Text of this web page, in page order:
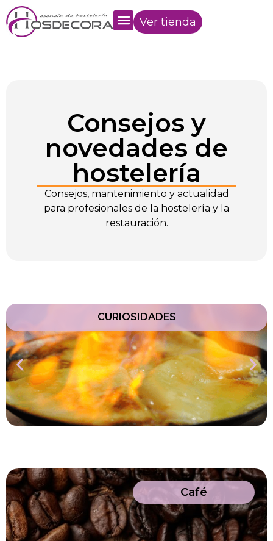
Ver tienda
Consejos y
novedades de
hostelería
Consejos, mantenimiento y actualidad
para profesionales de la hostelería y la
restauración.
CURIOSIDADES
Café